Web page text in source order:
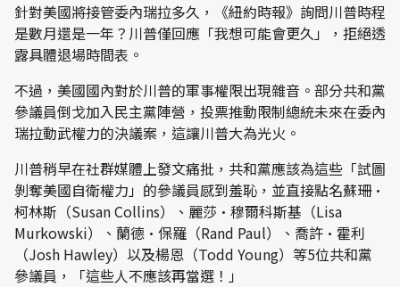
針對美國將接管委內瑞拉多久，《紐約時報》詢問川普時程
是數月還是一年？川普僅回應「我想可能會更久」，拒絕透
露具體退場時間表。
不過，美國國內對於川普的軍事權限出現雜音。部分共和黨
參議員倒戈加入民主黨陣營，投票推動限制總統未來在委內
瑞拉動武權力的決議案，這讓川普大為光火。
川普稍早在社群媒體上發文痛批，共和黨應該為這些「試圖
剝奪美國自衛權力」的參議員感到羞恥，並直接點名蘇珊·
柯林斯（Susan Collins）、麗莎·穆爾科斯基（Lisa
Murkowski）、蘭德·保羅（Rand Paul）、喬許·霍利
（Josh Hawley）以及楊恩（Todd Young）等5位共和黨
參議員，「這些人不應該再當選！」